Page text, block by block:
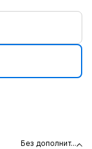
Без дополнит...